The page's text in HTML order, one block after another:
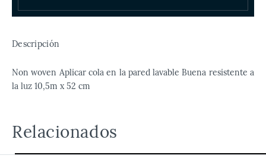
Descripción
Non woven Aplicar cola en la pared lavable Buena resistente a
la luz 10,5m x 52 cm
Relacionados